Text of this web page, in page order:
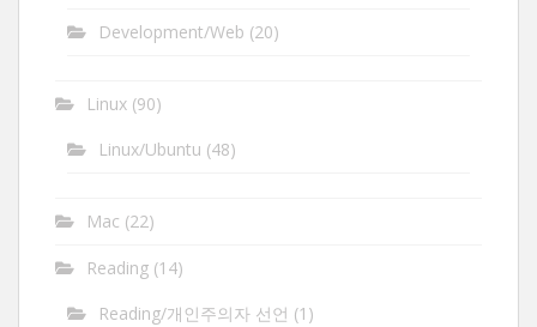
Development/Web (20)
Linux (90)
Linux/Ubuntu (48)
Mac (22)
Reading (14)
Reading/개인주의자 선언 (1)